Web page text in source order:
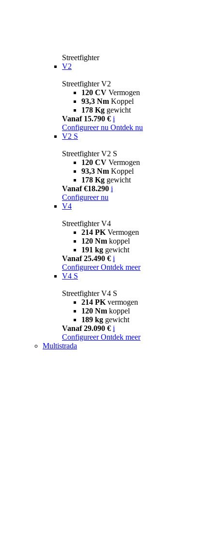
Streetfighter
V2
Streetfighter V2
120 CV Vermogen
93,3 Nm Koppel
178 Kg gewicht
Vanaf 15.790 € i
Configureer nu Ontdek nu
V2 S
Streetfighter V2 S
120 CV Vermogen
93,3 Nm Koppel
178 Kg gewicht
Vanaf €18.290 i
Configureer nu
V4
Streetfighter V4
214 PK Vermogen
120 Nm koppel
191 kg gewicht
Vanaf 25.490 € i
Configureer Ontdek meer
V4 S
Streetfighter V4 S
214 PK vermogen
120 Nm koppel
189 kg gewicht
Vanaf 29.090 € i
Configureer Ontdek meer
Multistrada